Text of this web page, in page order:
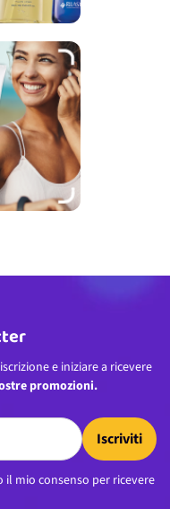
e iniziare a ricevere
promozioni.
Iscriviti
il mio consenso per ricevere